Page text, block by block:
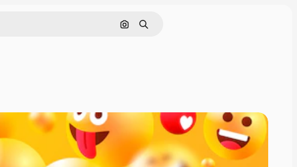
Поиск по изображению
Поиск